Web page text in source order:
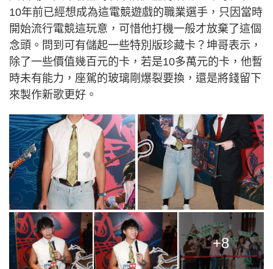
10年前已經想成為這電競遊戲的職業選手，只因當時
開始流行電競這玩意，可惜他打機一般才放棄了這個
念頭。問到可有儲起一些特別版珍藏卡？坤哥表示，
除了一些價值幾百元的卡，若是10多萬元的卡，他暫
時未有能力，座駕的玻璃剛爆裂要換，還是將錢留下
來製作新歌更好。
+8